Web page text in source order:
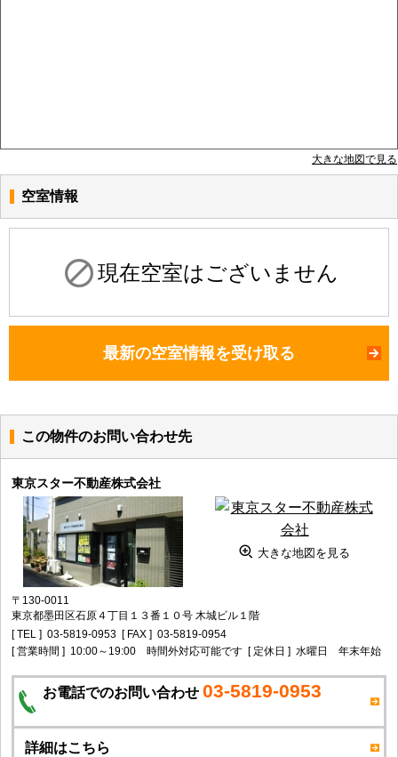
大きな地図で見る
空室情報
現在空室はございません
最新の空室情報を受け取る
この物件のお問い合わせ先
東京スター不動産株式会社
大きな地図を見る
〒130-0011
東京都墨田区石原４丁目１３番１０号 木城ビル１階
[ TEL ] 03-5819-0953 [ FAX ] 03-5819-0954
[ 営業時間 ] 10:00～19:00 時間外対応可能です [ 定休日 ] 水曜日 年末年始
お電話でのお問い合わせ 03-5819-0953
詳細はこちら